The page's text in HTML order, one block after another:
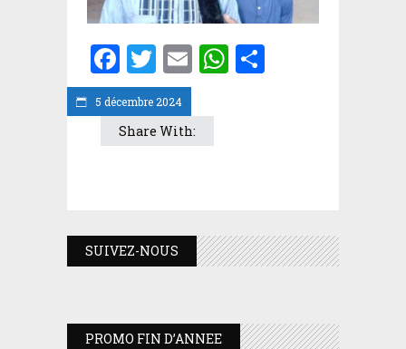
5 décembre 2024
Facebook
Twitter
EmailWhatsApp
Share With:
SUIVEZ-NOUS
PROMO FIN D’ANNEE